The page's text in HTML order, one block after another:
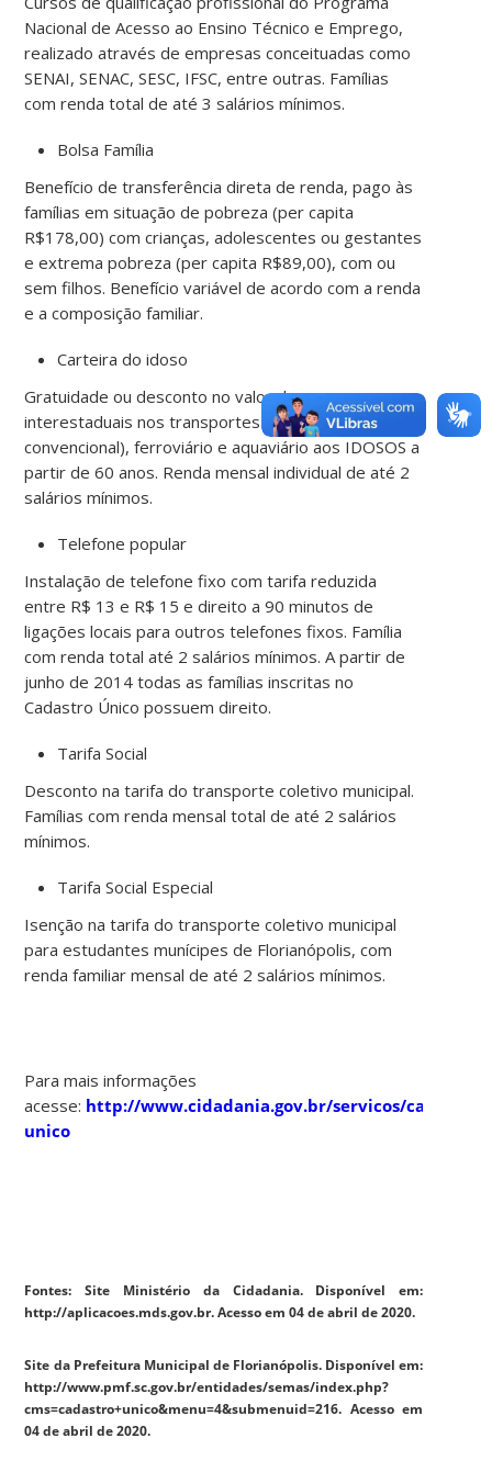
Nacional de Acesso ao Ensino Técnico e Emprego,
realizado através de empresas conceituadas como
SENAI, SENAC, SESC, IFSC, entre outras. Famílias
com renda total de até 3 salários mínimos.
Bolsa Família
Benefício de transferência direta de renda, pago às
famílias em situação de pobreza (per capita
R$178,00) com crianças, adolescentes ou gestantes
e extrema pobreza (per capita R$89,00), com ou
sem filhos. Benefício variável de acordo com a renda
e a composição familiar.
Carteira do idoso
Gratuidade ou desconto no valor das passagens
interestaduais nos transportes rodoviários (ônibus
convencional), ferroviário e aquaviário aos IDOSOS a
partir de 60 anos. Renda mensal individual de até 2
salários mínimos.
Telefone popular
Instalação de telefone fixo com tarifa reduzida
entre R$ 13 e R$ 15 e direito a 90 minutos de
ligações locais para outros telefones fixos. Família
com renda total até 2 salários mínimos. A partir de
junho de 2014 todas as famílias inscritas no
Cadastro Único possuem direito.
Tarifa Social
Desconto na tarifa do transporte coletivo municipal.
Famílias com renda mensal total de até 2 salários
mínimos.
Tarifa Social Especial
Isenção na tarifa do transporte coletivo municipal
para estudantes munícipes de Florianópolis, com
renda familiar mensal de até 2 salários mínimos.
Para mais informações
acesse: http://www.cidadania.gov.br/servicos/cadastro-
unico
Fontes: Site Ministério da Cidadania. Disponível em:
http://aplicacoes.mds.gov.br. Acesso em 04 de abril de 2020.
Site da Prefeitura Municipal de Florianópolis. Disponível em:
http://www.pmf.sc.gov.br/entidades/semas/index.php?
cms=cadastro+unico&menu=4&submenuid=216. Acesso em
04 de abril de 2020.